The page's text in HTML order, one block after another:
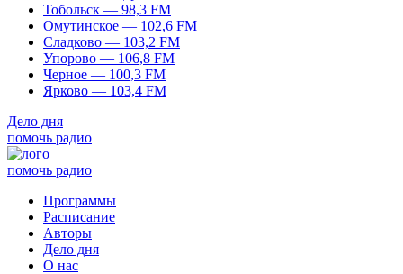
Тобольск — 98,3 FM
Омутинское — 102,6 FM
Сладково — 103,2 FM
Упорово — 106,8 FM
Черное — 100,3 FM
Ярково — 103,4 FM
Дело дня
помочь радио
помочь радио
Программы
Расписание
Авторы
Дело дня
О нас